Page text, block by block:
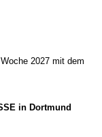
2027 mit dem
in Dortmund